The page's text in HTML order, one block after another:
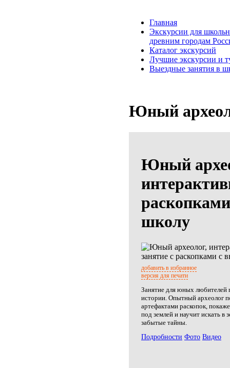
Главная
Экскурсии для
древним городам
Каталог экскурсий
Лучшие экскурсии и
Выездные занятия в
Юный
Юный
школу
добавить в избранное
версия для печати
Занятие для юных любителей
истории. Опытный археолог
артефактами раскопок,
под землей и научит искать в
забытые тайны.
Подробности Фото Видео